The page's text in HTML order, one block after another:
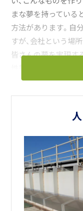
まな夢を持っている
方法があります。自
すが、会社という場
皆さんの夢を実現す
性豊かな先輩や同
そこで、採用担当社
「橋渡し」を行ない
すくお話するつもり
ができそうかかを探
質問でも受け付けま
それでは、皆さんと